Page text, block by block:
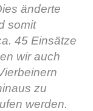
änderte
somit
45 Einsätze
wir auch
zu
werden.